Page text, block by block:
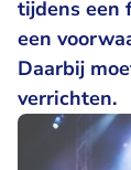
tijdens een
een
Daarbij
verrichten.